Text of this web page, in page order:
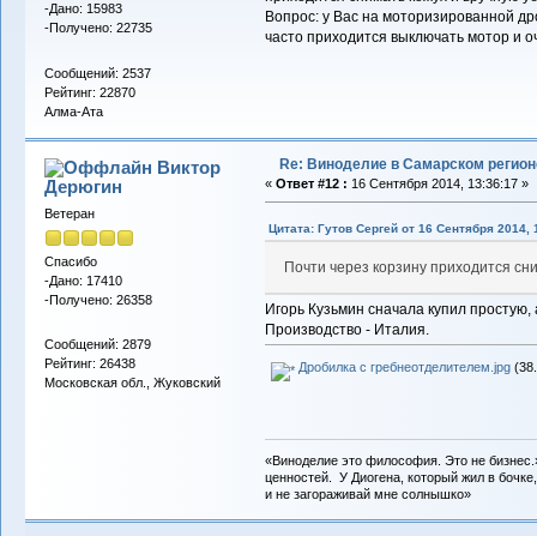
-Дано: 15983
-Получено: 22735
Сообщений: 2537
Рейтинг: 22870
Алма-Ата
Вопрос: у Вас на моторизированной
часто приходится выключать мотор и
Виктор
Дерюгин
Ветеран
Спасибо
-Дано: 17410
-Получено: 26358
Сообщений: 2879
Рейтинг: 26438
Московская обл., Жуковский
Re: Виноделие в Самарском
« Ответ #12 : 16 Сентября 2014, 13:36:17 »
Цитата: Гутов Сергей от 16 Сентября 2014,
Почти через корзину приходится
Игорь Кузьмин сначала купил
Производство - Италия.
Дробилка с гребнеотделителем.jpg
«Виноделие это философия. Это не
ценностей. У Диогена, который жил в
и не загораживай мне солнышко»